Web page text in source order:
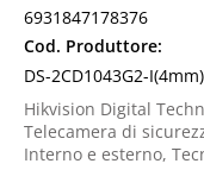
6931847178376
Cod. Produttore:
DS-2CD1043G2-I(4mm)
Hikvision Digital
Telecamera di
Interno e esterno,